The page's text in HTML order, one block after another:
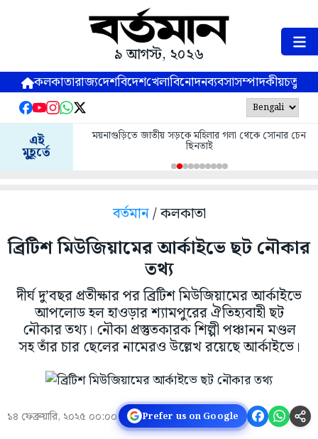
৯ আগস্ট, ২০২৬
কলকাতারাজ্যদেশবিদেশখেলাবিনোদনব্যবসাসম্পাদকীয়
এই
মুহূর্তে
ময়নাগুড়িতে জাতীয় সড়কে মহিলার গলা থেকে সোনার চেন
ছিনতাই
বর্তমান/ কলকাতা
ব্রিটিশ মিউজিয়ামের আর্কাইভে ছট নৌকার
তথ্য
দীর্ঘ দু’বছর প্রতীক্ষার পর ব্রিটিশ মিউজিয়ামের আর্কাইভে
আপলোড হল হাওড়ার শ্যামপুরের ঐতিহ্যবাহী ছট
নৌকার তথ্য। নৌকা প্রস্তুতকারক শিল্পী পঞ্চানন মণ্ডল
সহ তাঁর চার ছেলের নামেরও উল্লেখ রয়েছে আর্কাইভে।
১৪ ফেব্রুয়ারি, ২০২৫ ০০:০০ Prefer us on Google